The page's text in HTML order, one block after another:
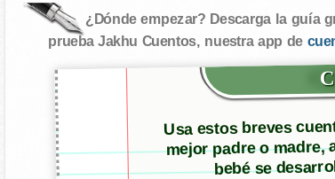
¿Dónde empezar? Descarga la guía
prueba Jakhu Cuentos, nuestra app de
Usa estos breves
mejor padre o madre,
bebé se